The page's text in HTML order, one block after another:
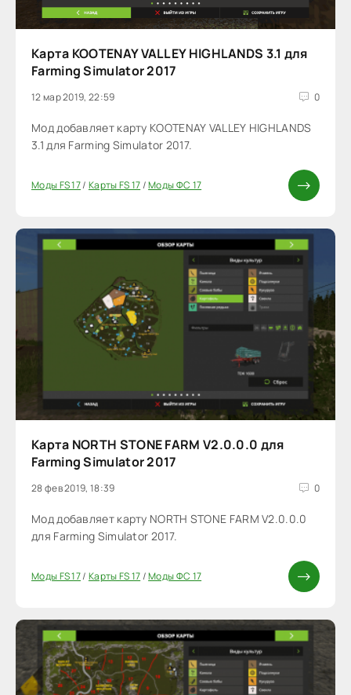
Карта KOOTENAY VALLEY HIGHLANDS 3.1 для
Farming Simulator 2017
12 мар 2019, 22:59 0
Мод добавляет карту KOOTENAY VALLEY HIGHLANDS
3.1 для Farming Simulator 2017.
Моды FS 17/ Карты FS 17/Моды ФС 17
Карта NORTH STONE FARM V2.0.0.0 для
Farming Simulator 2017
28 фев 2019, 18:39 0
Мод добавляет карту NORTH STONE FARM V2.0.0.0
для Farming Simulator 2017.
Моды FS 17/ Карты FS 17/Моды ФС 17